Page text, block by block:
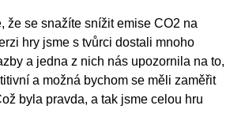
že se snažíte snížit emise CO2 na
hry jsme s tvůrci dostali mnoho
a jedna z nich nás upozornila na to,
a možná bychom se měli zaměřit
byla pravda, a tak jsme celou hru